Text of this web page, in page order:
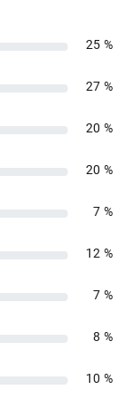
25 %
27 %
20 %
20 %
7 %
12 %
7 %
8 %
10 %